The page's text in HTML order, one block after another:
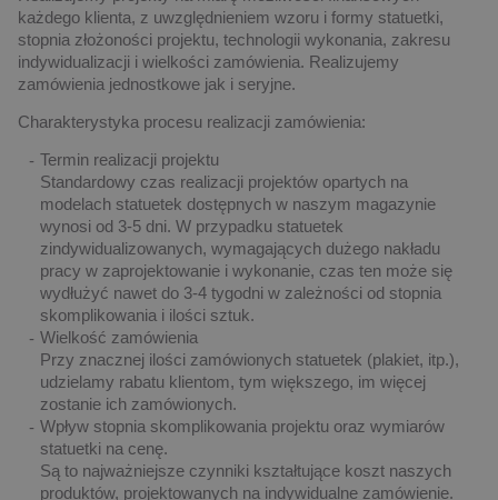
każdego klienta, z uwzględnieniem wzoru i formy statuetki,
stopnia złożoności projektu, technologii wykonania, zakresu
indywidualizacji i wielkości zamówienia. Realizujemy
zamówienia jednostkowe jak i seryjne.
Charakterystyka procesu realizacji zamówienia:
Termin realizacji projektu
Standardowy czas realizacji projektów opartych na
modelach statuetek dostępnych w naszym magazynie
wynosi od 3-5 dni. W przypadku statuetek
zindywidualizowanych, wymagających dużego nakładu
pracy w zaprojektowanie i wykonanie, czas ten może się
wydłużyć nawet do 3-4 tygodni w zależności od stopnia
skomplikowania i ilości sztuk.
Wielkość zamówienia
Przy znacznej ilości zamówionych statuetek (plakiet, itp.),
udzielamy rabatu klientom, tym większego, im więcej
zostanie ich zamówionych.
Wpływ stopnia skomplikowania projektu oraz wymiarów
statuetki na cenę.
Są to najważniejsze czynniki kształtujące koszt naszych
produktów, projektowanych na indywidualne zamówienie.